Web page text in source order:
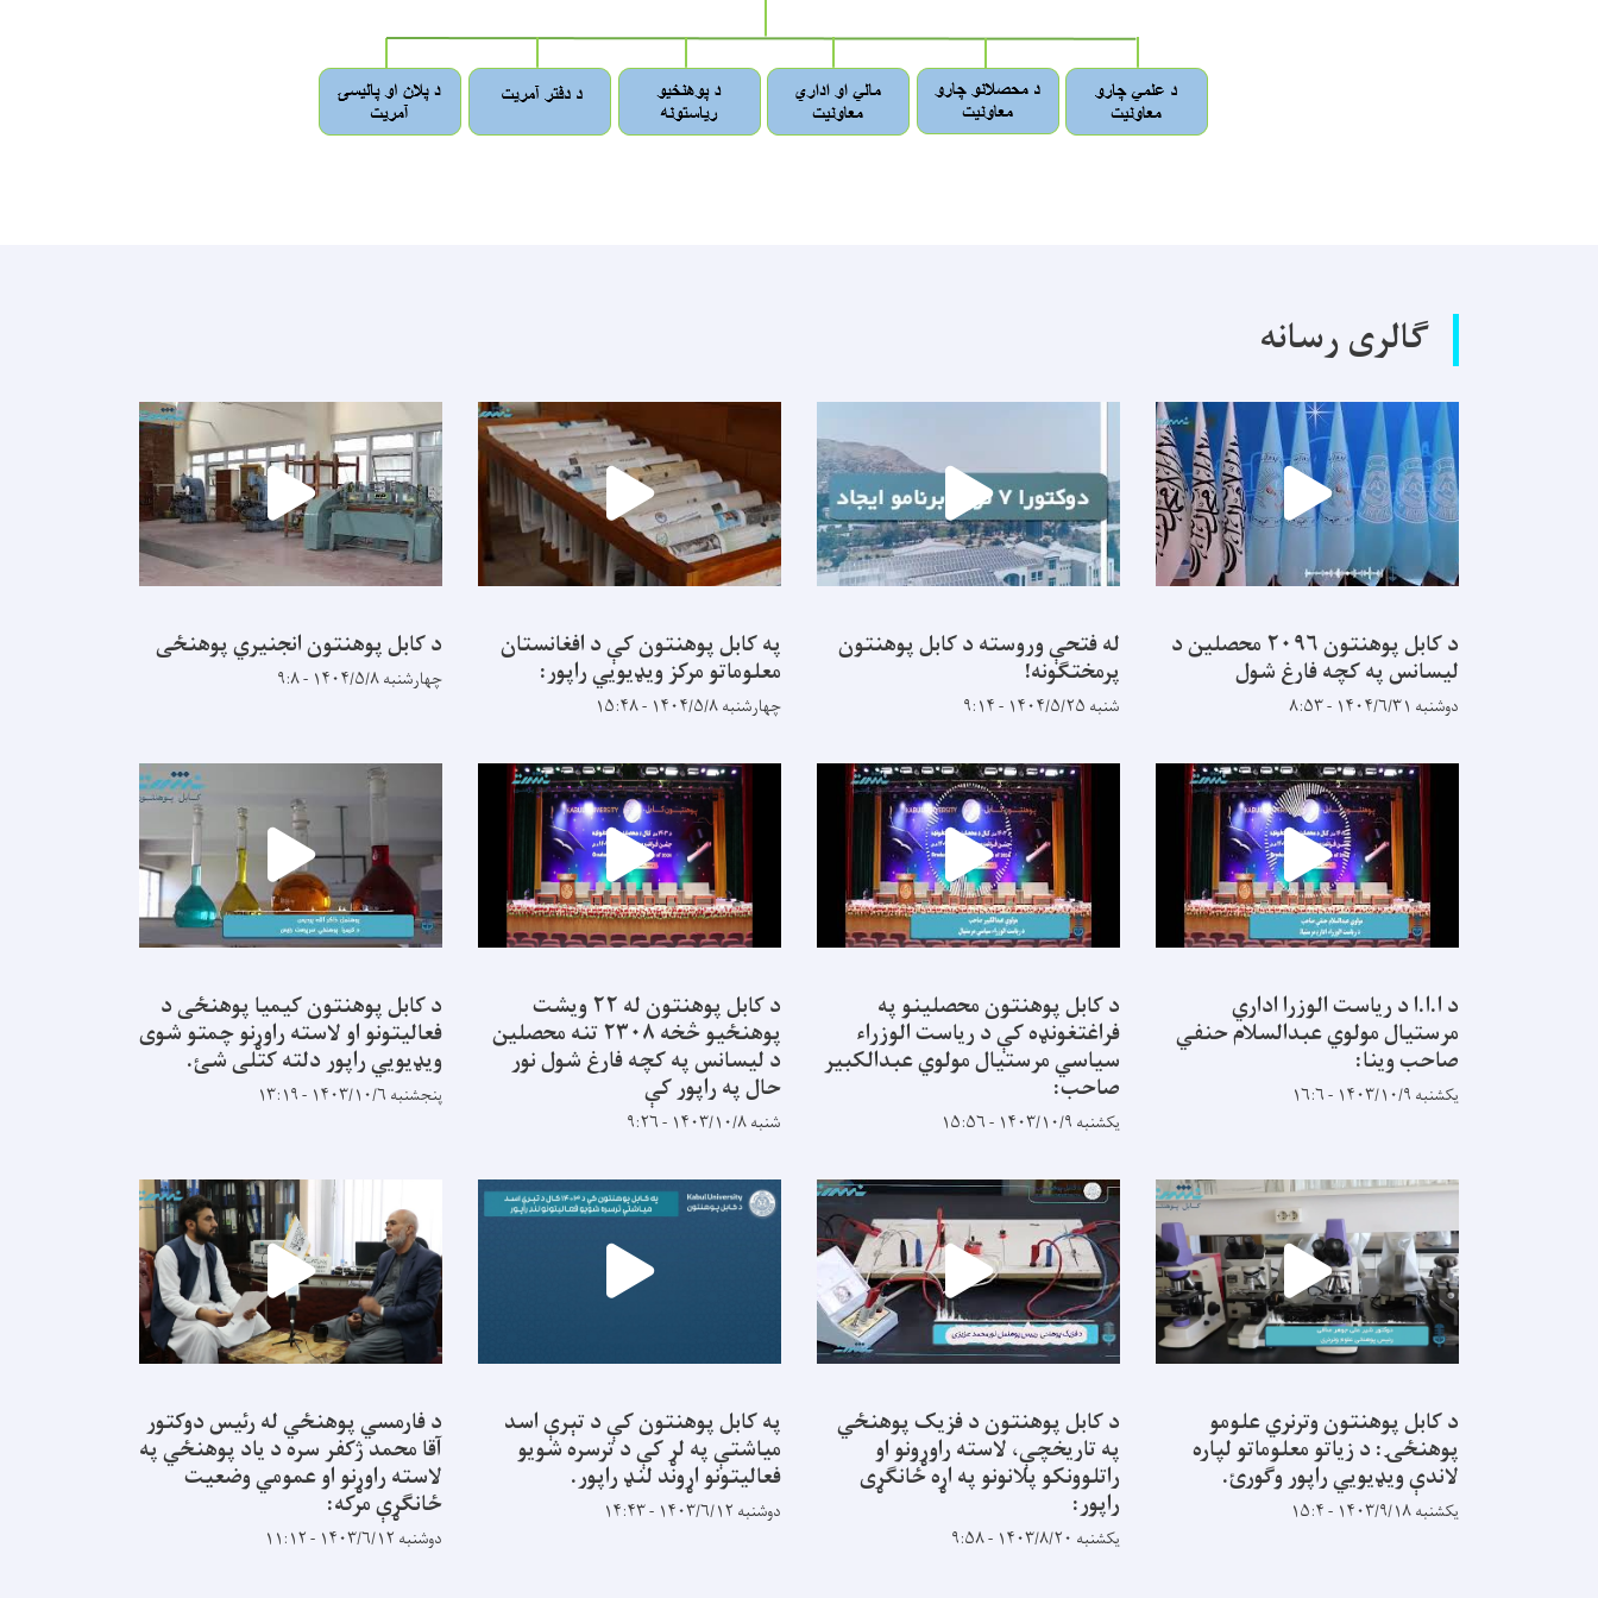
گالری رسانه
د کابل پوهنتون ۲۰۹۶ محصلین د
لیسانس په کچه فارغ شول
دوشنبه ۱۴۰۴/۶/۳۱ - ۸:۵۳
له فتحې وروسته د کابل پوهنتون
پرمختګونه!
شنبه ۱۴۰۴/۵/۲۵ - ۹:۱۴
په کابل پوهنتون کې د افغانستان
معلوماتو مرکز ویډیويي راپور:
چهارشنبه ۱۴۰۴/۵/۸ - ۱۵:۴۸
د کابل پوهنتون انجنیري پوهنځی
چهارشنبه ۱۴۰۴/۵/۸ - ۹:۸
د ا.ا.ا د ریاست الوزرا اداري
مرستیال مولوي عبدالسلام حنفي
صاحب وینا:
یکشنبه ۱۴۰۳/۱۰/۹ - ۱۶:۶
د کابل پوهنتون محصلینو په
فراغتغونډه کې د ریاست الوزراء
سیاسي مرستیال مولوي عبدالکبیر
صاحب:
یکشنبه ۱۴۰۳/۱۰/۹ - ۱۵:۵۶
د کابل پوهنتون له ۲۲ ویشت
پوهنځیو څخه ۲۳۰۸ تنه محصلین
د لیسانس په کچه فارغ شول نور
حال په راپور کې
شنبه ۱۴۰۳/۱۰/۸ - ۹:۲۶
د کابل پوهنتون کیمیا پوهنځی د
فعالیتونو او لاسته راوړنو چمتو شوی
ویډیویي راپور دلته کتلی شئ.
پنجشنبه ۱۴۰۳/۱۰/۶ - ۱۳:۱۹
د کابل پوهنتون وترنري علومو
پوهنځۍ: د زیاتو معلوماتو لپاره
لاندې ویډیويي راپور وګورئ.
یکشنبه ۱۴۰۳/۹/۱۸ - ۱۵:۴
د کابل پوهنتون د فزیک پوهنځي
په تاریخچې، لاسته راوړونو او
راتلوونکو پلانونو په اړه ځانګړی
راپور:
یکشنبه ۱۴۰۳/۸/۲۰ - ۹:۵۸
په کابل پوهنتون کې د تېرې اسد
میاشتې په لړ کې د ترسره شویو
فعالیتونو اړوند لنډ راپور.
دوشنبه ۱۴۰۳/۶/۱۲ - ۱۴:۴۳
د فارمسي پوهنځي له رئیس دوکتور
آقا محمد ژکفر سره د یاد پوهنځي په
لاسته راوړنو او عمومي وضعیت
ځانګړې مرکه:
دوشنبه ۱۴۰۳/۶/۱۲ - ۱۱:۱۲